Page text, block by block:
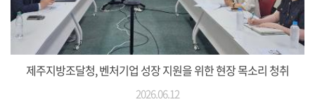
제주지방조달청, 벤처기업 성장 지원을 위한 현장 목소리 청취
2026.06.12